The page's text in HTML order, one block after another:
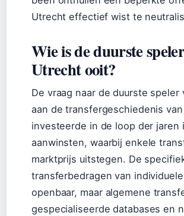
Utrecht effectief wist te
Wie is de duurste
Utrecht ooit?
De vraag naar de duurste
aan de transfergeschiedenis
investeerde in de loop der jaren
aanwinsten, waarbij enkele
marktprijs uitstegen. De
transferbedragen van
openbaar, maar algemene
gespecialiseerde databases en